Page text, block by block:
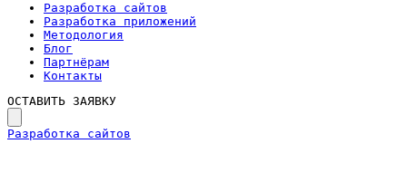
Разработка сайтов
Разработка приложений
Методология
Блог
Партнёрам
Контакты
ОСТАВИТЬ ЗАЯВКУ
Разработка сайтов